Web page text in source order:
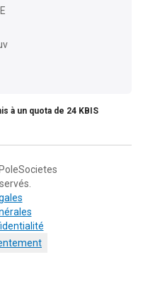
à un quota de 24 KBIS